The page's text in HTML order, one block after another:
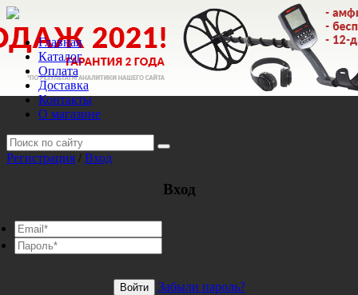
Главная
Каталог
Оплата
Доставка
Контакты
О магазине
Регистрация / Вход
Вход
Войти Забыли пароль?